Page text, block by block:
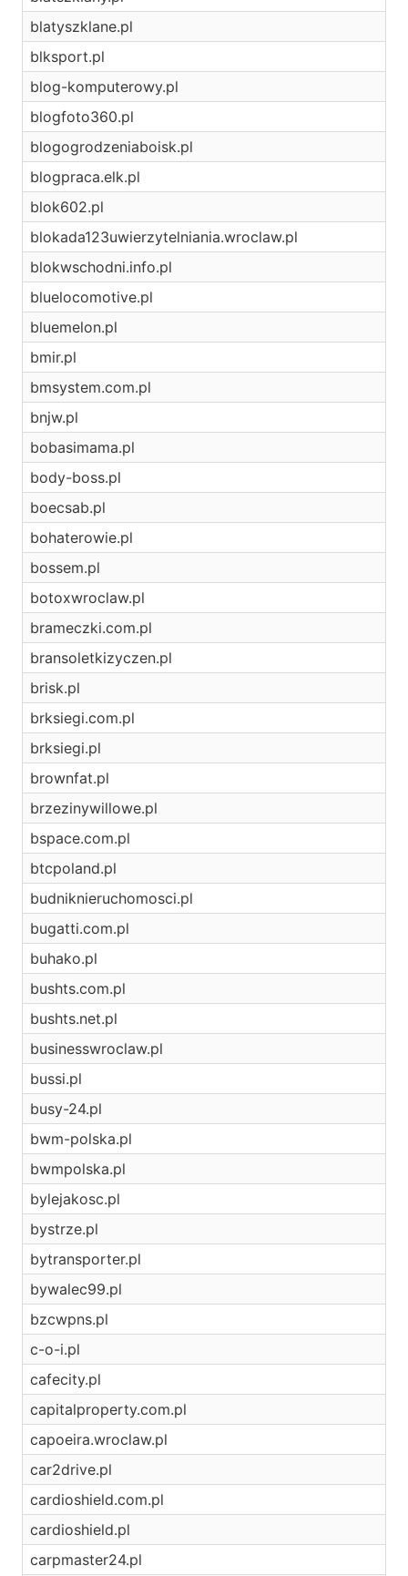
blatyszklane.pl
blksport.pl
blog-komputerowy.pl
blogfoto360.pl
blogogrodzeniaboisk.pl
blogpraca.elk.pl
blok602.pl
blokada123uwierzytelniania.wroclaw.pl
blokwschodni.info.pl
bluelocomotive.pl
bluemelon.pl
bmir.pl
bmsystem.com.pl
bnjw.pl
bobasimama.pl
body-boss.pl
boecsab.pl
bohaterowie.pl
bossem.pl
botoxwroclaw.pl
brameczki.com.pl
bransoletkizyczen.pl
brisk.pl
brksiegi.com.pl
brksiegi.pl
brownfat.pl
brzezinywillowe.pl
bspace.com.pl
btcpoland.pl
budniknieruchomosci.pl
bugatti.com.pl
buhako.pl
bushts.com.pl
bushts.net.pl
businesswroclaw.pl
bussi.pl
busy-24.pl
bwm-polska.pl
bwmpolska.pl
bylejakosc.pl
bystrze.pl
bytransporter.pl
bywalec99.pl
bzcwpns.pl
c-o-i.pl
cafecity.pl
capitalproperty.com.pl
capoeira.wroclaw.pl
car2drive.pl
cardioshield.com.pl
cardioshield.pl
carpmaster24.pl